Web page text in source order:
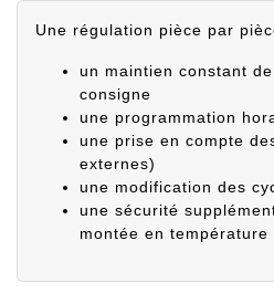
Une régulation pièce par
un maintien constant
consigne
une programmation
une prise en compte
externes)
une modification des
une sécurité
montée en température